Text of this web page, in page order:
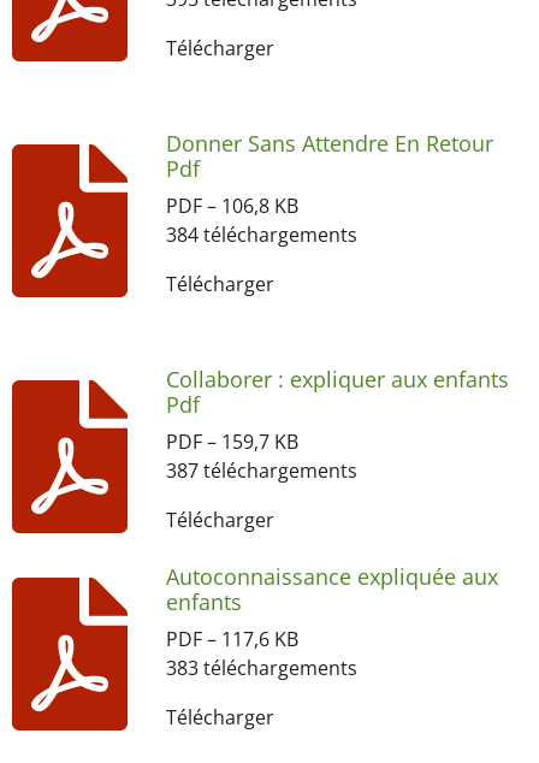
Télécharger
Donner Sans Attendre En Retour
Pdf
PDF – 106,8 KB
384 téléchargements
Télécharger
Collaborer : expliquer aux enfants
Pdf
PDF – 159,7 KB
387 téléchargements
Télécharger
Autoconnaissance expliquée aux
enfants
PDF – 117,6 KB
383 téléchargements
Télécharger